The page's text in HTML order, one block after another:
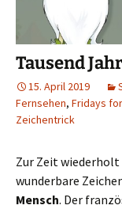
Tausend
15. April 2019
Fernsehen, Fridays
Zeichentrick
Zur Zeit wiederholt
wunderbare
Mensch. Der